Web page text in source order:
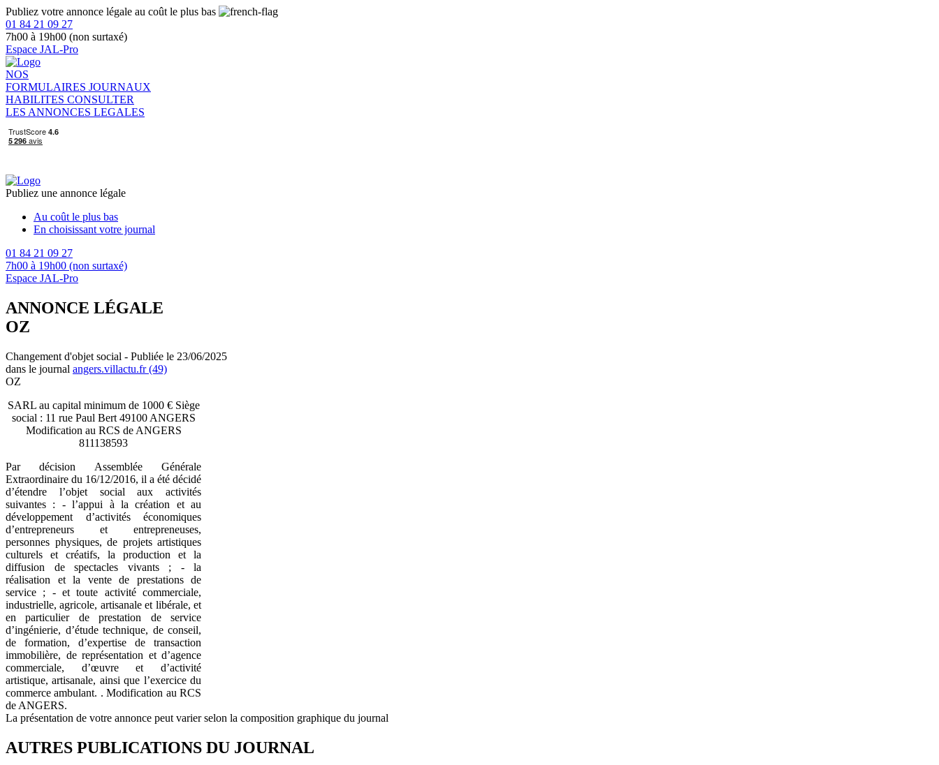
Publiez votre annonce légale au coût le plus bas
01 84 21 09 27
7h00 à 19h00 (non surtaxé)
Espace JAL-Pro
NOS
FORMULAIRES JOURNAUX
HABILITES CONSULTER
LES ANNONCES LEGALES
Publiez une annonce légale
Au coût le plus bas
En choisissant votre journal
01 84 21 09 27
7h00 à 19h00 (non surtaxé)
Espace JAL-Pro
ANNONCE LÉGALE
OZ
Changement d'objet social - Publiée le 23/06/2025
dans le journal angers.villactu.fr (49)
OZ
SARL au capital minimum de 1000 € Siège
social : 11 rue Paul Bert 49100 ANGERS
Modification au RCS de ANGERS
811138593
Par décision Assemblée Générale
Extraordinaire du 16/12/2016, il a été décidé
d’étendre l’objet social aux activités
suivantes : - l’appui à la création et au
développement d’activités économiques
d’entrepreneurs et entrepreneuses,
personnes physiques, de projets artistiques
culturels et créatifs, la production et la
diffusion de spectacles vivants ; - la
réalisation et la vente de prestations de
service ; - et toute activité commerciale,
industrielle, agricole, artisanale et libérale, et
en particulier de prestation de service
d’ingénierie, d’étude technique, de conseil,
de formation, d’expertise de transaction
immobilière, de représentation et d’agence
commerciale, d’œuvre et d’activité
artistique, artisanale, ainsi que l’exercice du
commerce ambulant. . Modification au RCS
de ANGERS.
La présentation de votre annonce peut varier selon la composition graphique du journal
AUTRES PUBLICATIONS DU JOURNAL